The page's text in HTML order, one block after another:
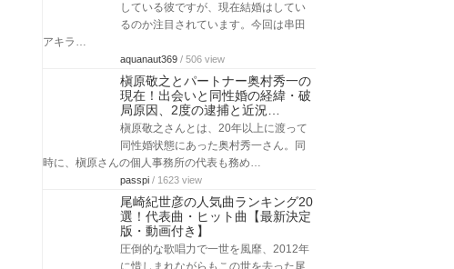
している彼ですが、現在結婚はしてい
るのか注目されています。今回は串田
アキラ…
aquanaut369 / 506 view
槇原敬之とパートナー奥村秀一の
現在！出会いと同性婚の経緯・破
局原因、2度の逮捕と近況…
槇原敬之さんとは、20年以上に渡って
同性婚状態にあった奥村秀一さん。同
時に、槇原さんの個人事務所の代表も務め…
passpi / 1623 view
尾崎紀世彦の人気曲ランキング20
選！代表曲・ヒット曲【最新決定
版・動画付き】
圧倒的な歌唱力で一世を風靡、2012年
に惜しまれながらもこの世を去った尾